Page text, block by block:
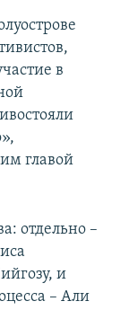
в
главой
отдельно –
и
– Али